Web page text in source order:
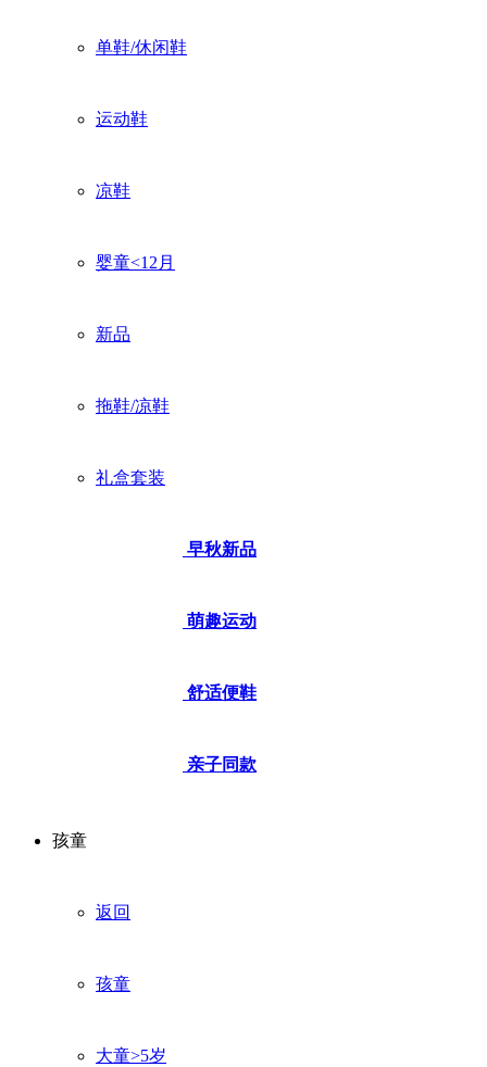
单鞋/休闲鞋
运动鞋
凉鞋
婴童<12月
新品
拖鞋/凉鞋
礼盒套装
早秋新品
萌趣运动
舒适便鞋
亲子同款
孩童
返回
孩童
大童>5岁